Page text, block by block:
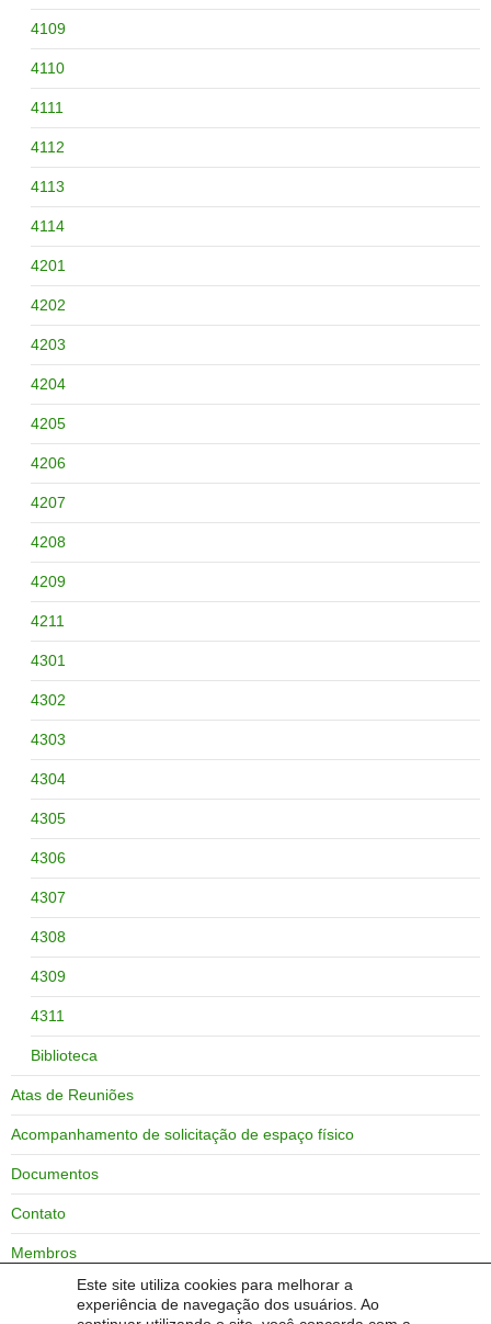
Este site utiliza cookies para melhorar a
experiência de navegação dos usuários. Ao
4109
4110
4111
4112
4113
4114
4201
4202
4203
4204
4205
4206
4207
4208
4209
4211
4301
4302
4303
4304
4305
4306
4307
4308
4309
4311
Biblioteca
Atas de Reuniões
Acompanhamento de solicitação de espaço físico
Documentos
Contato
Membros
Zoneamento do campus Bagé